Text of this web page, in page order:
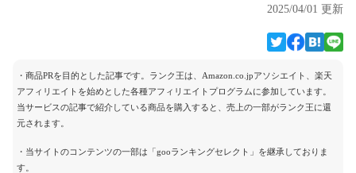
2025/04/01 更新
・商品PRを目的とした記事です。ランク王は、Amazon.co.jpアソシエイト、楽天
アフィリエイトを始めとした各種アフィリエイトプログラムに参加しています。
当サービスの記事で紹介している商品を購入すると、売上の一部がランク王に還
元されます。
・当サイトのコンテンツの一部は「gooランキングセレクト」を継承しておりま
す。